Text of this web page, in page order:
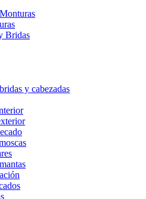
Bridas
y cabezadas